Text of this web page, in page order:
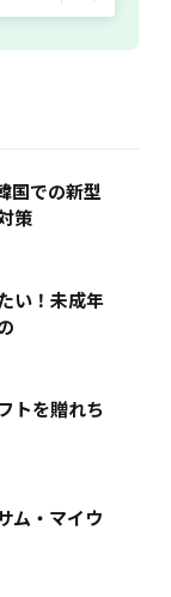
国での新型
策
い！未成年
トを贈れち
ム・マイウ